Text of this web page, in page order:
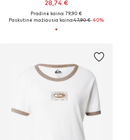
28,74 €
Pradinė kaina: 79,90 €
Paskutinė mažiausia kaina:47,90 €-40%